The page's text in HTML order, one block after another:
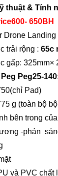
thuật & Tính
650BH
Drone Landing
trải rộng : 65c
gấp: 325mm×
Peg Peg25-
Pad)
g (toàn bộ
bên trong
-phản
và PVC